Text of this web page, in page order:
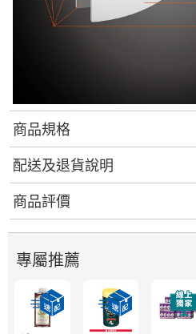
商品規格
配送及退貨說明
商品評價
專屬推薦